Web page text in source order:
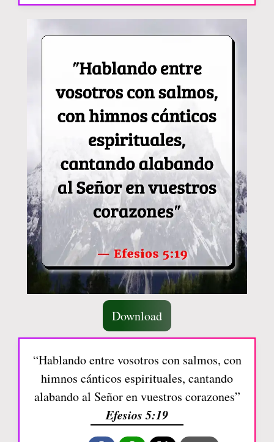
Download
“Hablando entre vosotros con salmos, con
himnos cánticos espirituales, cantando
alabando al Señor en vuestros corazones”
Efesios 5:19